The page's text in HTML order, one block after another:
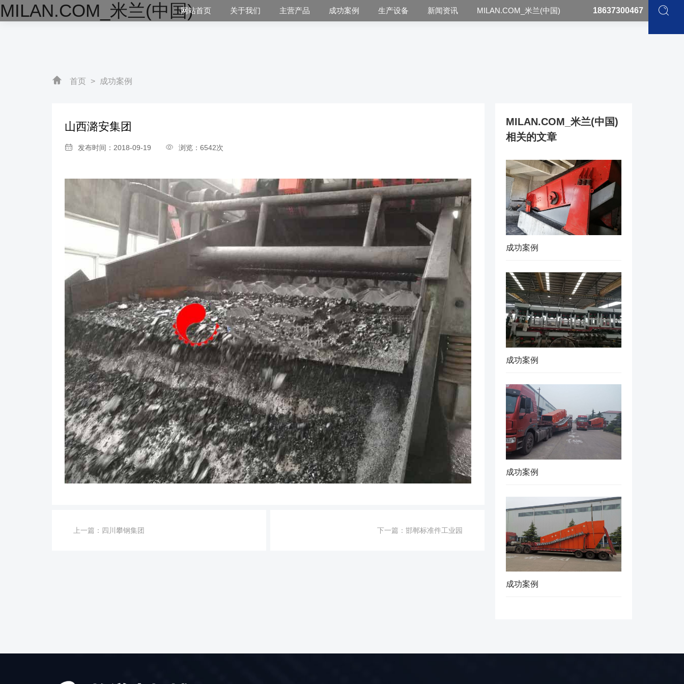
MILAN.COM_米兰(中国)网站首页 关于我们 主营产品 成功案例 生产设备 新闻资讯 MILAN.COM_米兰(中国) 18637300467
首页 > 成功案例
山西潞安集团
发布时间：2018-09-19 浏览：6542次
上一篇： 四川攀钢集团 下一篇：邯郸标准件工业园
MILAN.COM_米兰(中国)
相关的文章
成功案例
成功案例
成功案例
成功案例